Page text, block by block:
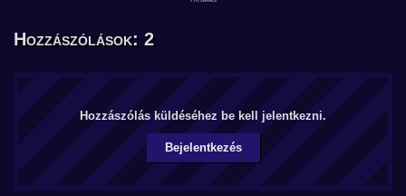
Hozzászólások: 2
Hozzászólás küldéséhez be kell jelentkezni.
Bejelentkezés